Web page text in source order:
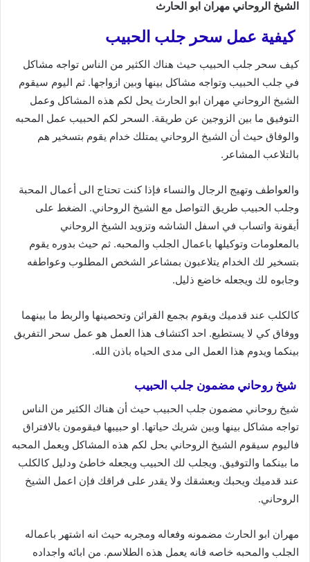
الشيخ الروحاني مهران ابو الحارث
كيفية عمل سحر جلب الحبيب
كيف سحر جلب الحبيب حيث هناك الكثير من الناس تواجه مشاكل
في جلب الحبيب وتواجه مشاكل بينها وبين ازواجها. ثم اليوم سيقوم
الشيخ الروحاني مهران ابو الحارث يحل لكم هذه المشاكل وعمل
التوفيق ما بين الزوجين عن طريقة. السحر لكم الحبيب عمل المحبه
والوفاق حيث أن الشيخ الروحاني يمتلك خدام يقوم بتسخير هم
بالتلاعب المشاعر.
والعواطف وتهيج الرجال والنساء فإذا كنت تحتاج الى أعمال المحبة
وجلب الحبيب طريق التواصل مع الشيخ الروحاني. الضغط على
أيقونة واتساب في اسفل الشاشه وتزويد الشيخ الروحاني
بالمعلومات وتوكيلها باعمال الجلب والمحبه. ثم حيث بدوره يقوم
بتسخير لك الخدام يتلاعبون بمشاعر الشخص المطلوب وعواطفه
وجابوه لك ويجعله خاضع ذليل.
كالكلب عند قدميك ويقوم بجمع القرائن وتحصينها والربط ما بينهما
ووفاق كي لا يستطيع. احد اكتشاف هذا العمل هو عمل سحر التفريق
بينكما ويدوم هذا العمل الى مدى الحياه باذن الله.
شيخ روحاني مضمون جلب الحبيب
شيخ روحاني مضمون جلب الحبيب حيث أن هناك الكثير من الناس
تواجه مشاكل بينها وبين شريك حياتها. او حبيبها فيقومون بالافتراق
فاليوم سيقوم الشيخ الروحاني بحل لكم هذه المشاكل ويعمل المحبه
ما بينكما والتوفيق. ويجلب لك الحبيب ويجعله خاطئ ودليل كالكلب
عند قدميك ويحبك ويعشقك ولا يقدر على فراقك فإن اعمل الشيخ
الروحاني.
مهران ابو الحارث مضمونه وفعاله ومجربه حيث انه اشتهر باعماله
الجلب والمحبه خاصه فانه يعمل هذه الطلاسم. من ابائه واجداده